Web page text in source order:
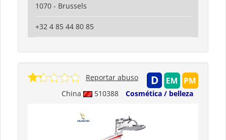
1070 - Brussels
+32 4 85 44 80 85
China 510388 Cosmética / belleza
Reportar abuso